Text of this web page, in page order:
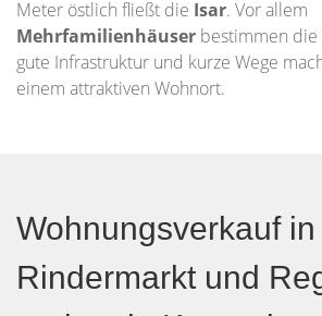
Meter östlich fließt die Isar. Vor allem
Mehrfamilienhäuser bestimmen die
gute Infrastruktur und kurze Wege
einem attraktiven Wohnort.
Wohnungsverkauf
Rindermarkt und